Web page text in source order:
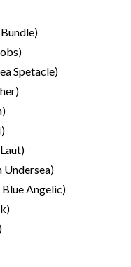
Spetacle)
Undersea)
Blue Angelic)